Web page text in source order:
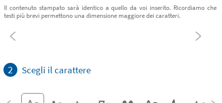
Il contenuto stampato sarà identico a quello da voi inserito. Ricordiamo che
testi più brevi permettono una dimensione maggiore dei caratteri.
2 Scegli il carattere